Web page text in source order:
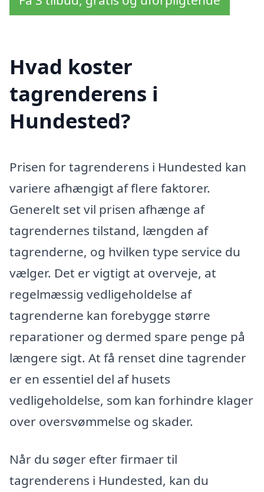
Hvad koster
tagrenderens i
Hundested?
Prisen for tagrenderens i Hundested kan
variere afhængigt af flere faktorer.
Generelt set vil prisen afhænge af
tagrendernes tilstand, længden af
tagrenderne, og hvilken type service du
vælger. Det er vigtigt at overveje, at
regelmæssig vedligeholdelse af
tagrenderne kan forebygge større
reparationer og dermed spare penge på
længere sigt. At få renset dine tagrender
er en essentiel del af husets
vedligeholdelse, som kan forhindre klager
over oversvømmelse og skader.
Når du søger efter firmaer til
tagrenderens i Hundested, kan du